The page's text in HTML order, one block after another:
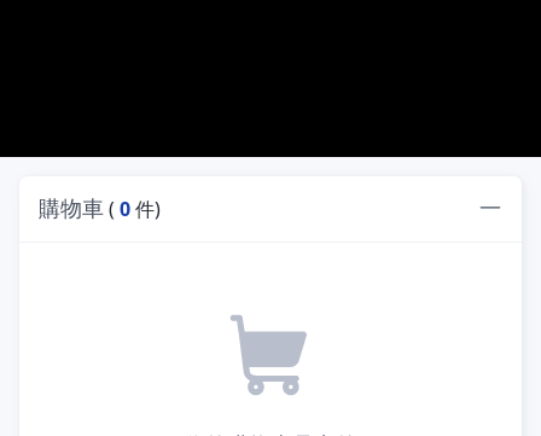
購物車( 0件)